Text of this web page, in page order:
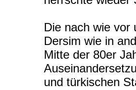
Die nach wie vor
Dersim wie in
Mitte der 80er
und türkischen